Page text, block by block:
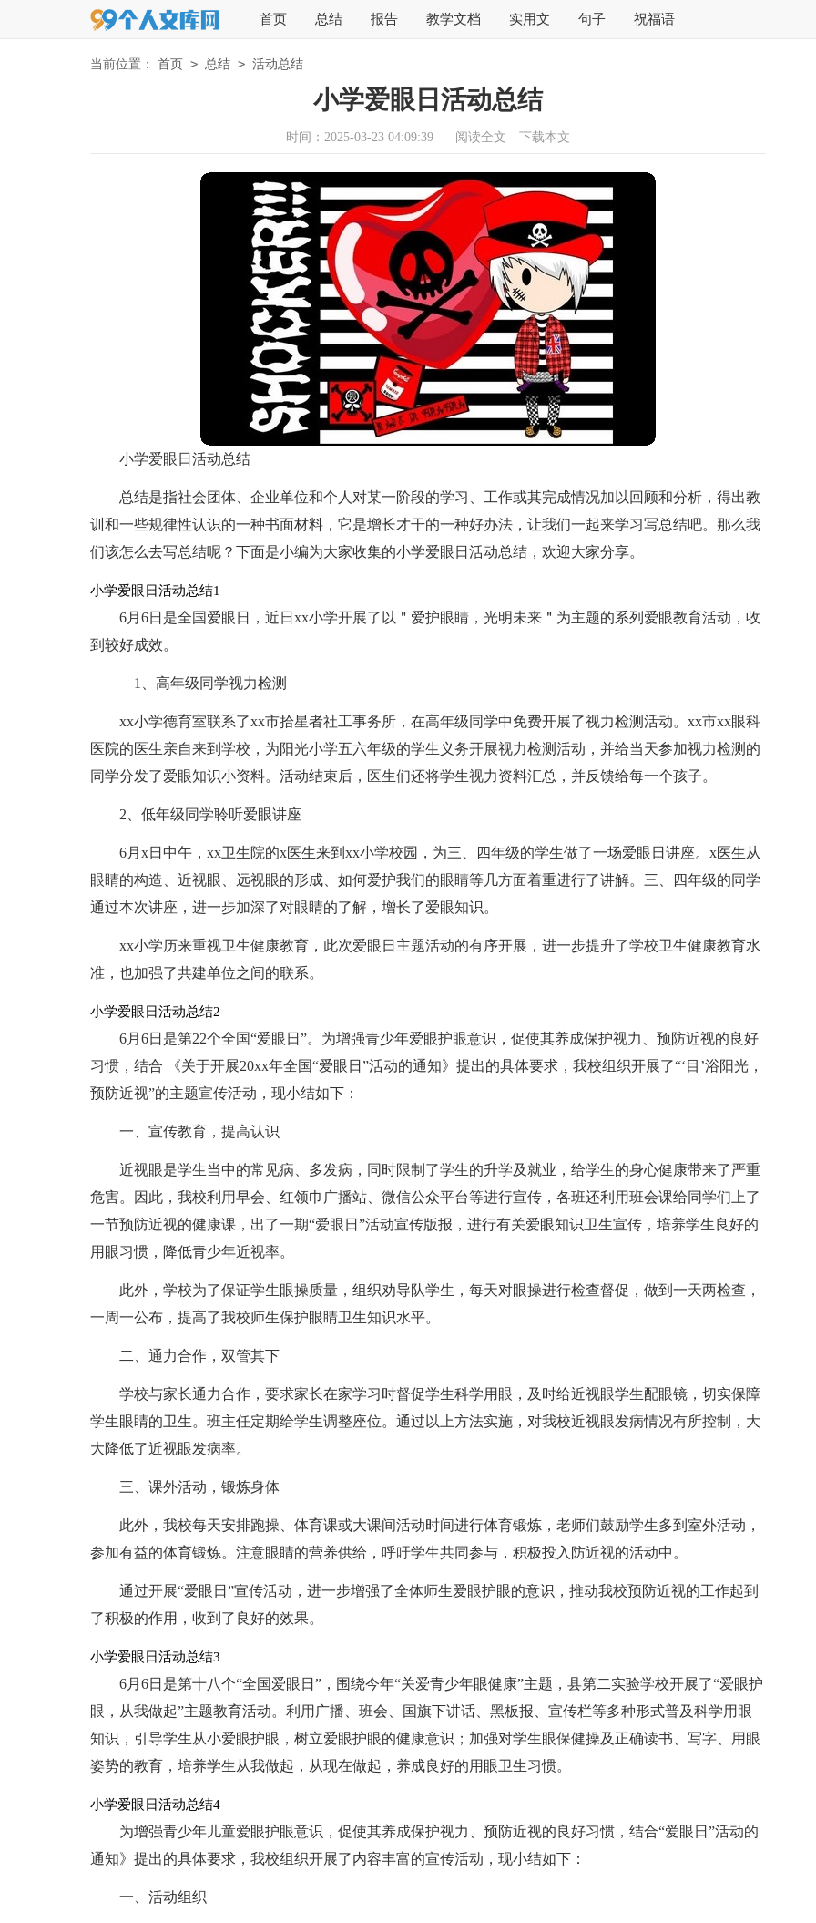
首页 总结 报告 教学文档 实用文 句子 祝福语
当前位置： 首页 > 总结 > 活动总结
小学爱眼日活动总结
时间：2025-03-23 04:09:39 阅读全文 下载本文
小学爱眼日活动总结
总结是指社会团体、企业单位和个人对某一阶段的学习、工作或其完成情况加以回顾和分析，得出教
训和一些规律性认识的一种书面材料，它是增长才干的一种好办法，让我们一起来学习写总结吧。那么我
们该怎么去写总结呢？下面是小编为大家收集的小学爱眼日活动总结，欢迎大家分享。
小学爱眼日活动总结1
6月6日是全国爱眼日，近日xx小学开展了以＂爱护眼睛，光明未来＂为主题的系列爱眼教育活动，收
到较好成效。
1、高年级同学视力检测
xx小学德育室联系了xx市拾星者社工事务所，在高年级同学中免费开展了视力检测活动。xx市xx眼科
医院的医生亲自来到学校，为阳光小学五六年级的学生义务开展视力检测活动，并给当天参加视力检测的
同学分发了爱眼知识小资料。活动结束后，医生们还将学生视力资料汇总，并反馈给每一个孩子。
2、低年级同学聆听爱眼讲座
6月x日中午，xx卫生院的x医生来到xx小学校园，为三、四年级的学生做了一场爱眼日讲座。x医生从
眼睛的构造、近视眼、远视眼的形成、如何爱护我们的眼睛等几方面着重进行了讲解。三、四年级的同学
通过本次讲座，进一步加深了对眼睛的了解，增长了爱眼知识。
xx小学历来重视卫生健康教育，此次爱眼日主题活动的有序开展，进一步提升了学校卫生健康教育水
准，也加强了共建单位之间的联系。
小学爱眼日活动总结2
6月6日是第22个全国“爱眼日”。为增强青少年爱眼护眼意识，促使其养成保护视力、预防近视的良好
习惯，结合 《关于开展20xx年全国“爱眼日”活动的通知》提出的具体要求，我校组织开展了“‘目’浴阳光，
预防近视”的主题宣传活动，现小结如下：
一、宣传教育，提高认识
近视眼是学生当中的常见病、多发病，同时限制了学生的升学及就业，给学生的身心健康带来了严重
危害。因此，我校利用早会、红领巾广播站、微信公众平台等进行宣传，各班还利用班会课给同学们上了
一节预防近视的健康课，出了一期“爱眼日”活动宣传版报，进行有关爱眼知识卫生宣传，培养学生良好的
用眼习惯，降低青少年近视率。
此外，学校为了保证学生眼操质量，组织劝导队学生，每天对眼操进行检查督促，做到一天两检查，
一周一公布，提高了我校师生保护眼睛卫生知识水平。
二、通力合作，双管其下
学校与家长通力合作，要求家长在家学习时督促学生科学用眼，及时给近视眼学生配眼镜，切实保障
学生眼睛的卫生。班主任定期给学生调整座位。通过以上方法实施，对我校近视眼发病情况有所控制，大
大降低了近视眼发病率。
三、课外活动，锻炼身体
此外，我校每天安排跑操、体育课或大课间活动时间进行体育锻炼，老师们鼓励学生多到室外活动，
参加有益的体育锻炼。注意眼睛的营养供给，呼吁学生共同参与，积极投入防近视的活动中。
通过开展“爱眼日”宣传活动，进一步增强了全体师生爱眼护眼的意识，推动我校预防近视的工作起到
了积极的作用，收到了良好的效果。
小学爱眼日活动总结3
6月6日是第十八个“全国爱眼日”，围绕今年“关爱青少年眼健康”主题，县第二实验学校开展了“爱眼护
眼，从我做起”主题教育活动。利用广播、班会、国旗下讲话、黑板报、宣传栏等多种形式普及科学用眼
知识，引导学生从小爱眼护眼，树立爱眼护眼的健康意识；加强对学生眼保健操及正确读书、写字、用眼
姿势的教育，培养学生从我做起，从现在做起，养成良好的用眼卫生习惯。
小学爱眼日活动总结4
为增强青少年儿童爱眼护眼意识，促使其养成保护视力、预防近视的良好习惯，结合“爱眼日”活动的
通知》提出的具体要求，我校组织开展了内容丰富的宣传活动，现小结如下：
一、活动组织